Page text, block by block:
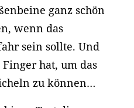
ganz schön
wenn das
sein sollte. Und
hat, um das
zu können…